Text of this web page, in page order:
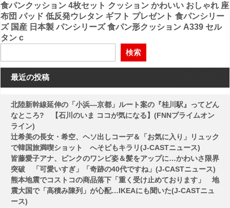
ナ
ビ
ゲ
ー
シ
ョ
ン
食パンクッション 4枚セット クッション かわいい おしゃれ 座
布団 パッド 低反発ウレタン ギフト プレゼント 食パンシリー
ズ 国産 日本製 パンシリーズ 食パン形クッション A339 セル
タン c
検索
最近の投稿
北陸新幹線延伸の「小浜―京都」ルート案の『桂川駅』ってどん
なところ? 【石川のいま ココが気になる】(FNNプライムオン
ライン)
辻希美の長女・希空、ヘソ出しコーデ＆「お気に入り」リュック
で韓国旅満喫ショット へそピもキラリ(J-CASTニュース)
皆藤愛子アナ、ピンクのワンピ姿＆髪をアップに…かわいさ限界
突破 「可愛いすぎ」「奇跡の40代ですね」(J-CASTニュース)
熊本地震でコストコの商品落下「重く受け止めております」 地
震大国で「高積み陳列」が心配…IKEAにも聞いた(J-CASTニュ
ース)